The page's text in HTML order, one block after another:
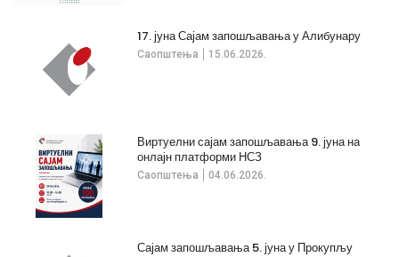
Саопштења 15.06.2026.
17. јуна Сајам запошљавања у Алибунару
Саопштења 04.06.2026.
Виртуелни сајам запошљавања 9. јуна на
онлајн платформи НСЗ
Сајам запошљавања 5. јуна у Прокупљу